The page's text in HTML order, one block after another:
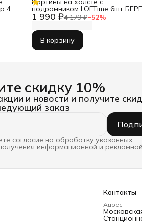
4
1 990 ₽4 179 ₽−52%
Картины на холсте с
подрамником LOFTime 6шт
В КОРИЧНЕВЫХ ТОНАХ К-286-
3040
В корзину
скидку 10%
и новости и получите
заказ
согласие на обработку указанных
информационной и
Контакты
Адрес